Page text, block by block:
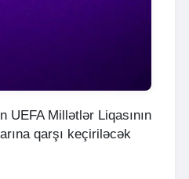
UEFA Millətlər Liqasının
qarşı keçiriləcək